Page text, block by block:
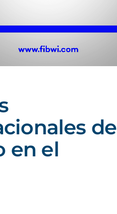
de
en el